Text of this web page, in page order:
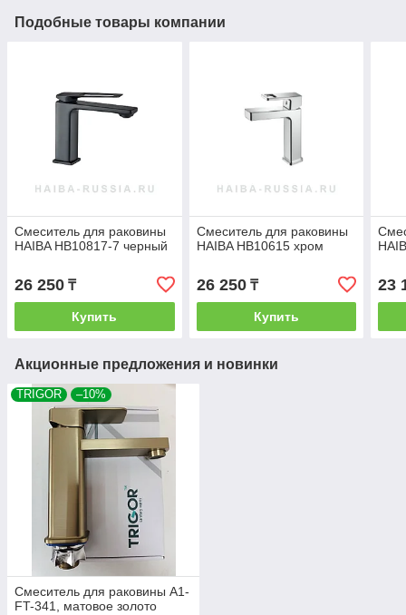
Подобные товары компании
Смеситель для раковины
HAIBA HB10817-7 черный
26 250 ₸
Купить
Смеситель для раковины
HAIBA HB10615 хром
26 250₸
Купить
23
Акционные предложения и новинки
TRIGOR –10%
Смеситель для раковины A1-
FT-341, матовое золото